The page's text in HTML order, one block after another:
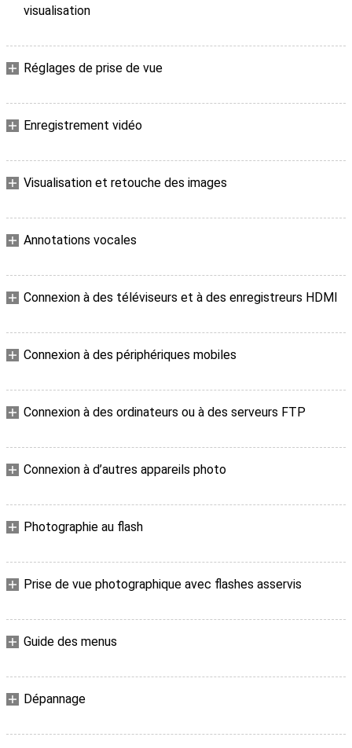
visualisation
Réglages de prise de vue
Enregistrement vidéo
Visualisation et retouche des images
Annotations vocales
Connexion à des téléviseurs et à des enregistreurs HDMI
Connexion à des périphériques mobiles
Connexion à des ordinateurs ou à des serveurs FTP
Connexion à d’autres appareils photo
Photographie au flash
Prise de vue photographique avec flashes asservis
Guide des menus
Dépannage